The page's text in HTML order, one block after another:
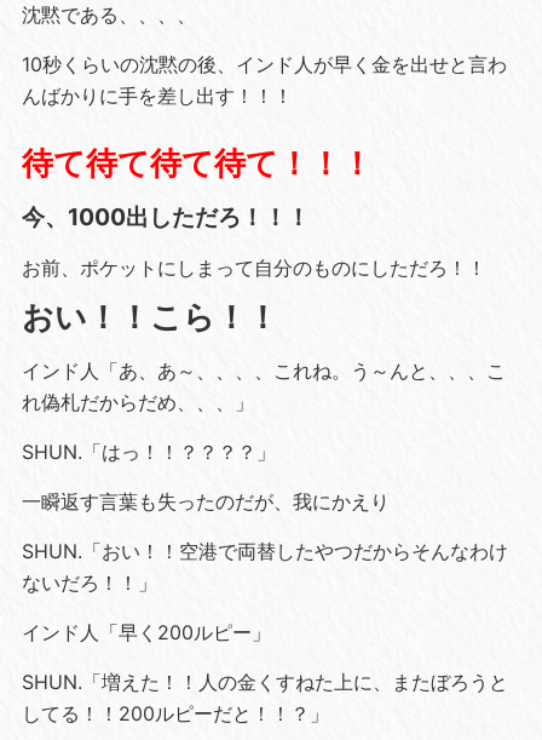
沈黙である、、、、
10秒くらいの沈黙の後、インド人が早く金を出せと言わ
んばかりに手を差し出す！！！
待て待て待て待て！！！
今、1000出しただろ！！！
お前、ポケットにしまって自分のものにしただろ！！
おい！！こら！！
インド人「あ、あ～、、、、これね。う～んと、、、こ
れ偽札だからだめ、、、」
SHUN.「はっ！！？？？？」
一瞬返す言葉も失ったのだが、我にかえり
SHUN.「おい！！空港で両替したやつだからそんなわけ
ないだろ！！」
インド人「早く200ルピー」
SHUN.「増えた！！人の金くすねた上に、またぼろうと
してる！！200ルピーだと！！？」